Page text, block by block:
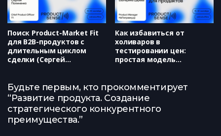
Поиск Product-Market Fit
для B2B-продуктов с
длительным циклом
сделки (Сергей
Как избавиться от
холиваров в
тестировании цен:
простая модель
Царева)
Будьте первым, кто прокомментирует
“Развитие продукта. Создание
стратегического конкурентного
преимущества.”